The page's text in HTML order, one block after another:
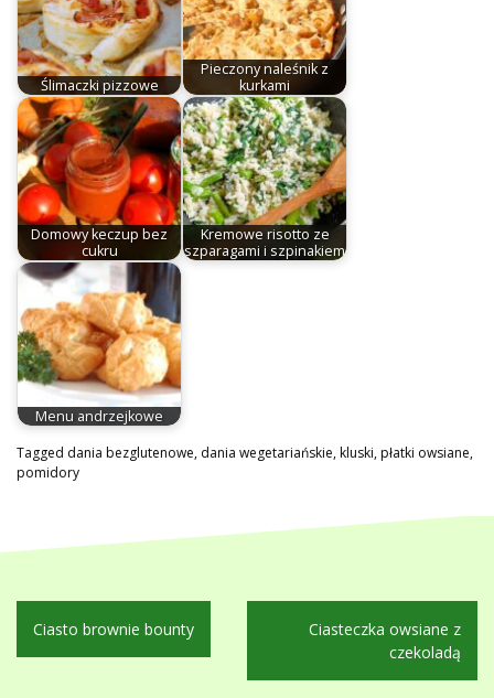
Ślimaczki pizzowe
Pieczony naleśnik z
kurkami
Domowy keczup bez
cukru
Kremowe risotto ze
szparagami i szpinakiem
Menu andrzejkowe
Tagged dania bezglutenowe, dania wegetariańskie,kluski,płatki owsiane,
pomidory
Nawigacja
wpisu
Ciasto brownie bounty
Ciasteczka owsiane z
czekoladą